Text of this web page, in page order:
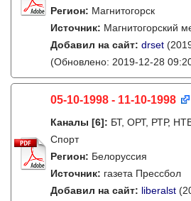
Регион: Магнитогорск
Источник: Магнитогорский
Добавил на сайт: drset
(Обновлено: 2019-12-28
05-10-1998 - 11-10-1998
Каналы [6]: БТ, ОРТ, РТР,
Спорт
Регион: Белоруссия
Источник: газета Прессбол
Добавил на сайт: liberalst